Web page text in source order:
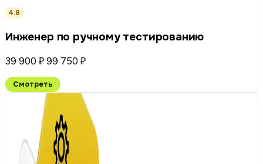
4.8
Инженер по ручному тестированию
39 900 ₽99 750 ₽
Смотреть